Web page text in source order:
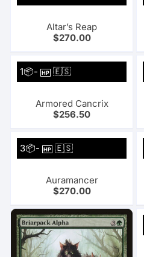
Altar’s Reap
$270.00
1📦-HP 🇪🇸
Armored Cancrix
$256.50
3📦-HP 🇪🇸
Auramancer
$270.00